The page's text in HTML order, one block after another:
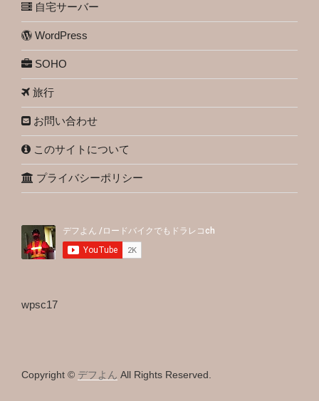
自宅サーバー
WordPress
SOHO
旅行
お問い合わせ
このサイトについて
プライバシーポリシー
wpsc17
Copyright © デフよん All Rights Reserved.